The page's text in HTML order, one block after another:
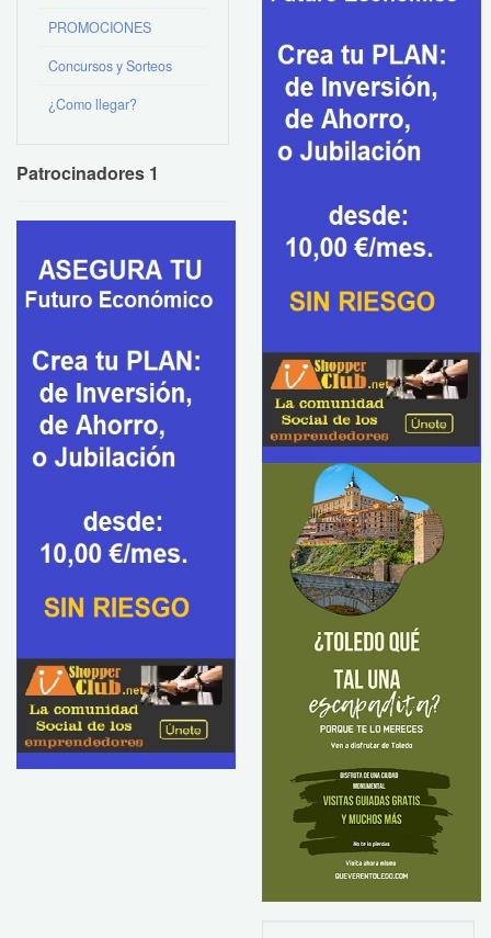
PROMOCIONES
Concursos y Sorteos
¿Como llegar?
Patrocinadores 1